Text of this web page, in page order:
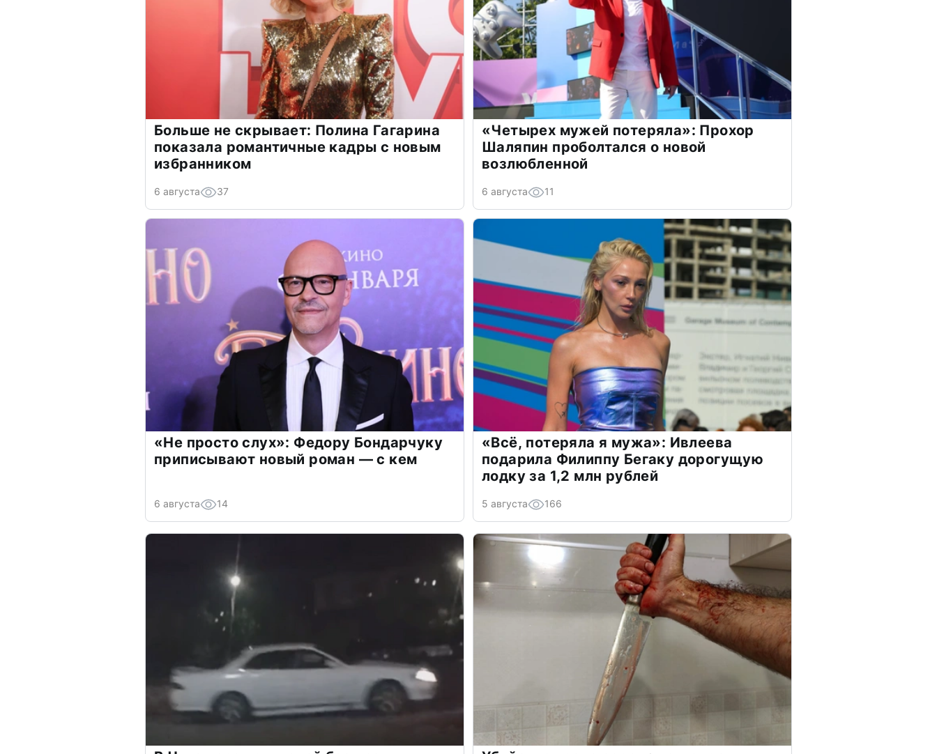
Больше не скрывает: Полина Гагарина
показала романтичные кадры с новым
избранником
6 августа 37
«Четырех мужей потеряла»: Прохор
Шаляпин проболтался о новой
возлюбленной
6 августа 11
«Не просто слух»: Федору Бондарчуку
приписывают новый роман — с кем
6 августа 14
«Всё, потеряла я мужа»: Ивлеева
подарила Филиппу Бегаку дорогущую
лодку за 1,2 млн рублей
5 августа 166